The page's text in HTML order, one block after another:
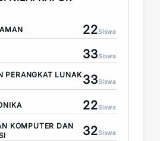
22Siswa
33Siswa
PERANGKAT LUNAK33Siswa
22Siswa
KOMPUTER DAN
32Siswa